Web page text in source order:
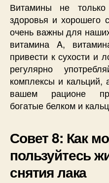
Витамины не
здоровья и хорошего
очень важны для
витамина A,
привести к сухости и
регулярно
комплексы и кальций,
вашем рационе
богатые белком и
Совет 8: Как
пользуйтесь
снятия лака